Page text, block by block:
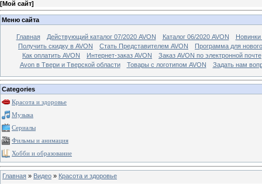
[Мой сайт]
Меню сайта
Главная Действующий каталог 07/2020 AVON Каталог 06/2020 AVON
Новинки
Получить скидку в AVON
Стать Представителем AVON
Программа для
Как оплатить AVON
Интернет-заказ AVON
Заказ AVON по электронной почте
Avon в Твери и Тверской области
Товары с логотипом AVON Задать нам
Categories
Красота и здоровье
Музыка
Сериалы
Фильмы и анимация
Хобби и образование
Главная » Видео » Красота и здоровье